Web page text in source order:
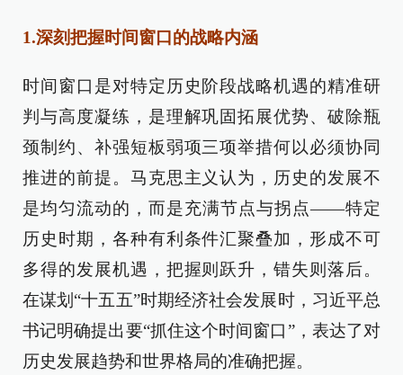
1.深刻把握时间窗口的战略内涵
时间窗口是对特定历史阶段战略机遇的精准研
判与高度凝练，是理解巩固拓展优势、破除瓶
颈制约、补强短板弱项三项举措何以必须协同
推进的前提。马克思主义认为，历史的发展不
是均匀流动的，而是充满节点与拐点——特定
历史时期，各种有利条件汇聚叠加，形成不可
多得的发展机遇，把握则跃升，错失则落后。
在谋划“十五五”时期经济社会发展时，习近平总
书记明确提出要“抓住这个时间窗口”，表达了对
历史发展趋势和世界格局的准确把握。